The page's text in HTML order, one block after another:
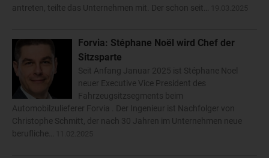
antreten, teilte das Unternehmen mit. Der schon seit…
Forvia: Stéphane Noël wird Chef der
Sitzsparte
Seit Anfang Januar 2025 ist Stéphane Noel
neuer Executive Vice President des
Fahrzeugsitzsegments beim
Automobilzulieferer Forvia . Der Ingenieur ist Nachfolger von
Christophe Schmitt, der nach 30 Jahren im Unternehmen neue
berufliche…